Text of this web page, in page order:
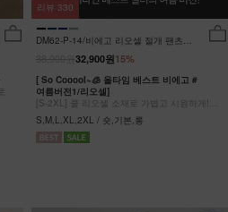
DM62-P-14/비에고 리오셀 절개 팬츠
15%
32,900원
[ So Cooool~🧊 올타임 베스트 비에고 #
여름버전1/리오셀]
[S-2XL] 쿨 리오셀 소재로 가볍고 시원하게!
사이드 절개 쿨링 데님팬츠
S,M,L,XL,2XL / 숏,기본,롱
리뷰 330